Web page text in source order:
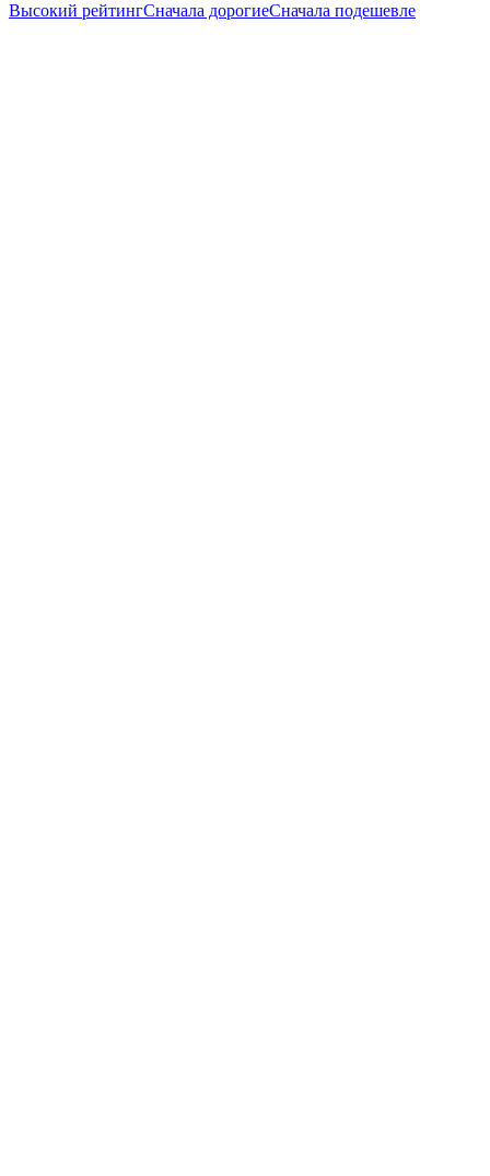
Высокий рейтингСначала дорогиеСначала подешевле